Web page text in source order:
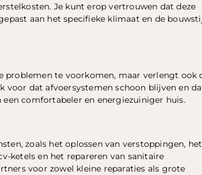
Je kunt erop vertrouwen dat deze
aan het specifieke klimaat en de
te voorkomen, maar verlengt ook
voor dat afvoersystemen schoon blijven en
comfortabeler en energiezuiniger huis.
zoals het oplossen van verstoppingen, het
ketels en het repareren van sanitaire
voor zowel kleine reparaties als grote